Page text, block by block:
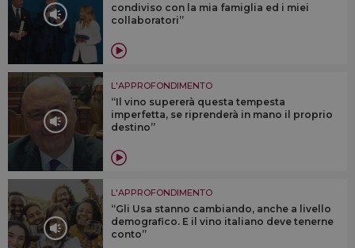
condiviso con la mia famiglia ed i miei
collaboratori”
L'APPROFONDIMENTO
“Il vino supererà questa tempesta
imperfetta, se riprenderà in mano il proprio
destino”
L'APPROFONDIMENTO
“Gli Usa stanno cambiando, anche a livello
demografico. E il vino italiano deve tenerne
conto”